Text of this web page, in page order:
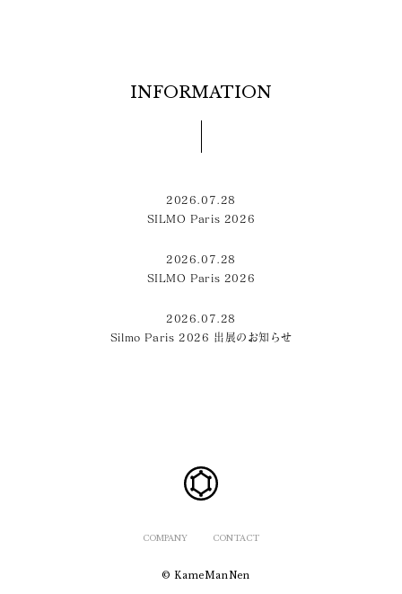
INFORMATION
2026.07.28
SILMO Paris 2026
2026.07.28
SILMO Paris 2026
2026.07.28
Silmo Paris 2026 出展のお知らせ
COMPANY CONTACT
© KameManNen